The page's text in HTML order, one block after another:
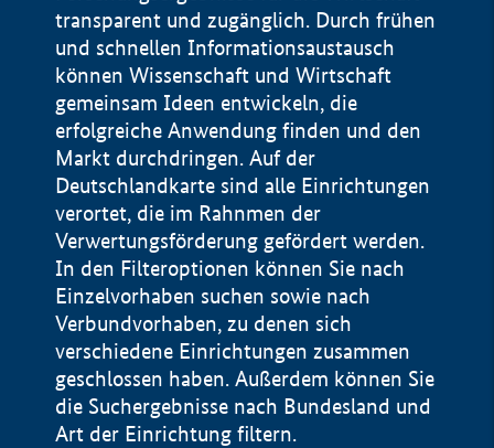
transparent und zugänglich. Durch frühen
und schnellen Informationsaustausch
können Wissenschaft und Wirtschaft
gemeinsam Ideen entwickeln, die
erfolgreiche Anwendung finden und den
Markt durchdringen. Auf der
Deutschlandkarte sind alle Einrichtungen
verortet, die im Rahnmen der
Verwertungsförderung gefördert werden.
In den Filteroptionen können Sie nach
Einzelvorhaben suchen sowie nach
Verbundvorhaben, zu denen sich
verschiedene Einrichtungen zusammen
geschlossen haben. Außerdem können Sie
die Suchergebnisse nach Bundesland und
Art der Einrichtung filtern.